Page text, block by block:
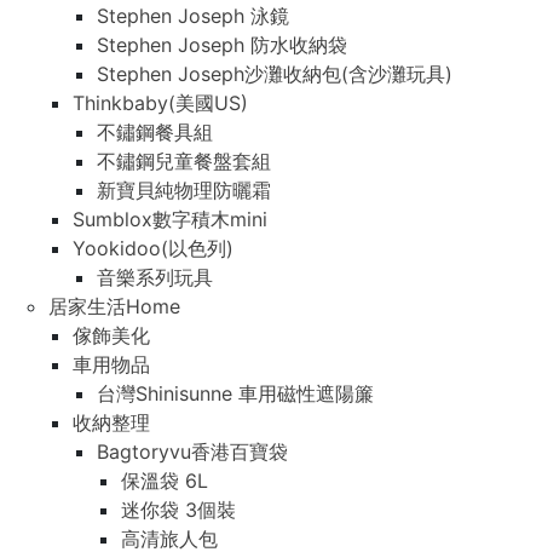
Stephen Joseph 泳鏡
Stephen Joseph 防水收納袋
Stephen Joseph沙灘收納包(含沙灘玩具)
Thinkbaby(美國US)
不鏽鋼餐具組
不鏽鋼兒童餐盤套組
新寶貝純物理防曬霜
Sumblox數字積木mini
Yookidoo(以色列)
音樂系列玩具
居家生活Home
傢飾美化
車用物品
台灣Shinisunne 車用磁性遮陽簾
收納整理
Bagtoryvu香港百寶袋
保溫袋 6L
迷你袋 3個裝
高清旅人包